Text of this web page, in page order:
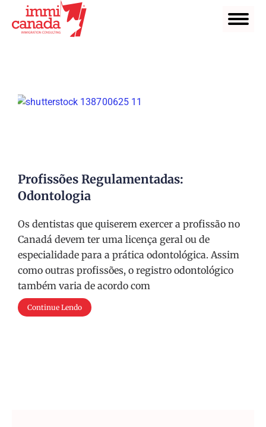
Profissões Regulamentadas:
Odontologia
Os dentistas que quiserem exercer a profissão no
Canadá devem ter uma licença geral ou de
especialidade para a prática odontológica. Assim
como outras profissões, o registro odontológico
também varia de acordo com
Continue Lendo